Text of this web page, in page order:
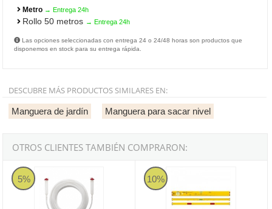
Metro → Entrega 24h
Rollo 50 metros → Entrega 24h
Las opciones seleccionadas con entrega 24 o 24/48 horas son productos que
disponemos en stock para su entrega rápida.
DESCUBRE MÁS PRODUCTOS SIMILARES EN:
Manguera de jardín Manguera para sacar nivel
OTROS CLIENTES TAMBIÉN COMPRARON:
5%
Nivel Agua Rubi (2 Depósitos Graduados y 20 metros. de
10%
Nivel tubular para fontaneros